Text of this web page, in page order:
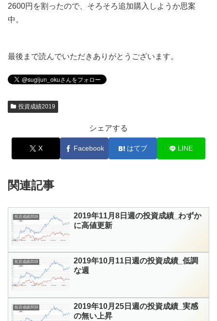
2600円を割ったので、そろそろ追加購入しようか思案
中。
最後まで読んでいただきありがとうございます。
投資成績2019
シェアする
X Facebook はてブ LINE
関連記事
投資成績2019
2019年11月8日週の投資成績_わずか
に高値更新
投資成績2019
2019年10月11日週の投資成績_低調
な週
投資成績2019
2019年10月25日週の投資成績_実感
の無い上昇